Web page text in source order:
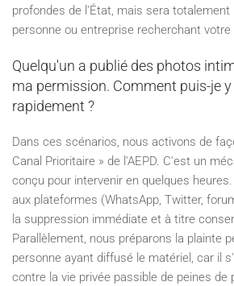
profondes de l'État, mais sera totalement
personne ou entreprise recherchant
Quelqu'un a publié des photos
ma permission. Comment puis-je
rapidement ?
Dans ces scénarios, nous activons de
Canal Prioritaire » de l'AEPD. C'est un
conçu pour intervenir en quelques
aux plateformes (WhatsApp, Twitter,
la suppression immédiate et à titre
Parallèlement, nous préparons la plainte
personne ayant diffusé le matériel, car il
contre la vie privée passible de peines de